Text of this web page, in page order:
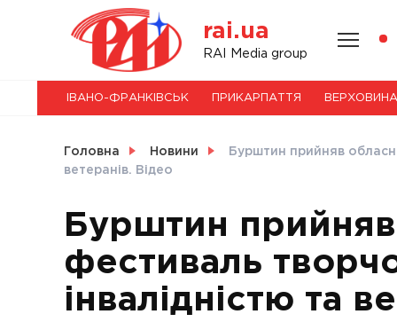
rai.ua
RAI Media group
НОВИНИ
СВІТ
УКРАЇНА
ІВАНО-ФРАНКІВСЬК ПРИКАРПАТТЯ ВЕРХОВИНА
Головна Новини
Бурштин прийняв
ветеранів. Відео
Бурштин
фестиваль
інвалідністю та